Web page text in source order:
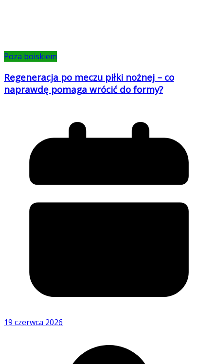
Poza boiskiem
Regeneracja po meczu piłki nożnej – co
naprawdę pomaga wrócić do formy?
19 czerwca 2026